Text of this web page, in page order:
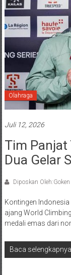
Olahraga
Juli 12, 2026
Tim Panjat
Dua Gelar
Diposkan
Kontingen
ajang World
medali emas dari
Baca selengkapnya